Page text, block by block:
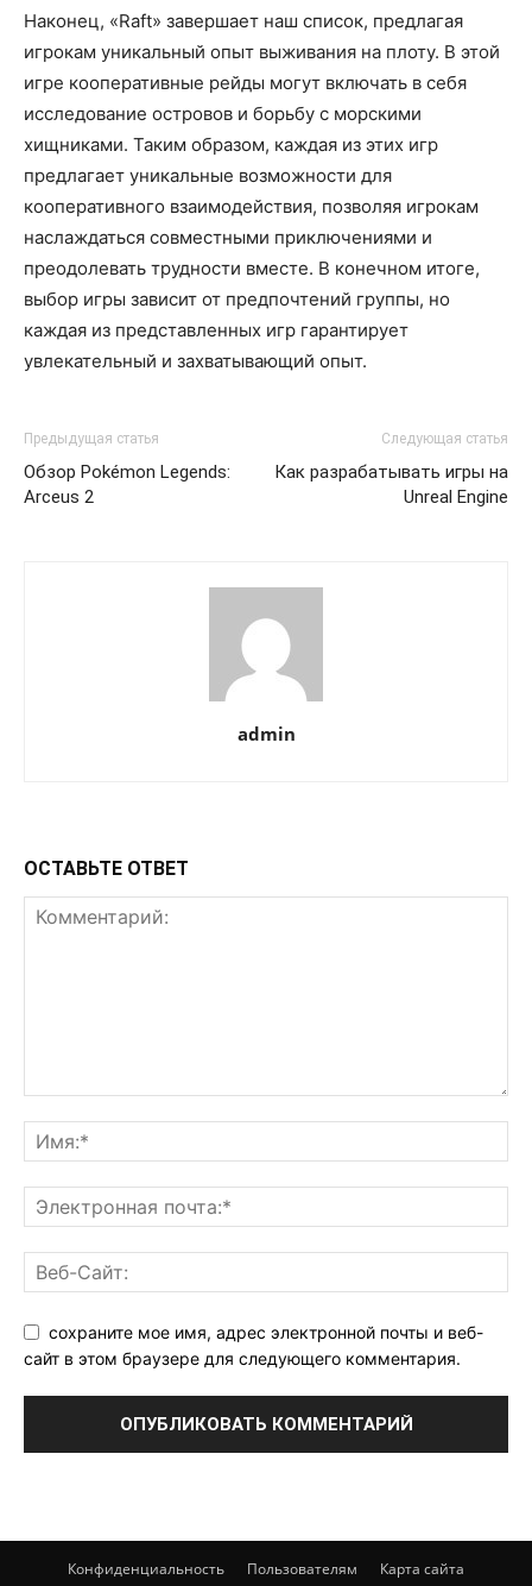
Наконец, «Raft» завершает наш список, предлагая
игрокам уникальный опыт выживания на плоту. В этой
игре кооперативные рейды могут включать в себя
исследование островов и борьбу с морскими
хищниками. Таким образом, каждая из этих игр
предлагает уникальные возможности для
кооперативного взаимодействия, позволяя игрокам
наслаждаться совместными приключениями и
преодолевать трудности вместе. В конечном итоге,
выбор игры зависит от предпочтений группы, но
каждая из представленных игр гарантирует
увлекательный и захватывающий опыт.
Предыдущая статья
Обзор Pokémon Legends:
Arceus 2
Следующая статья
Как разрабатывать игры на
Unreal Engine
admin
ОСТАВЬТЕ ОТВЕТ
сохраните мое имя, адрес электронной почты и веб-
сайт в этом браузере для следующего комментария.
Конфиденциальность Пользователям Карта сайта